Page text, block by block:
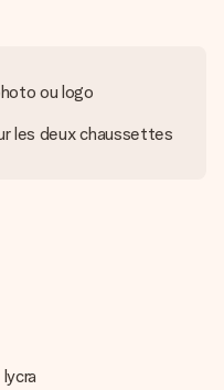
ou logo
les deux chaussettes